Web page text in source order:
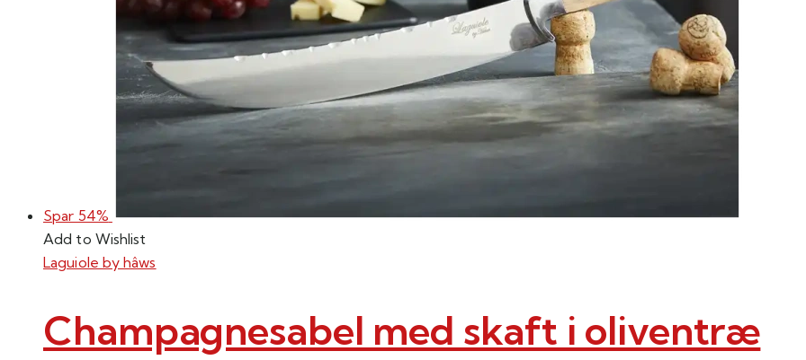
Spar 54%
Add to Wishlist
Laguiole by hâws
Champagnesabel med skaft i oliventræ